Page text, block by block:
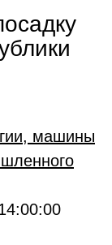
машины